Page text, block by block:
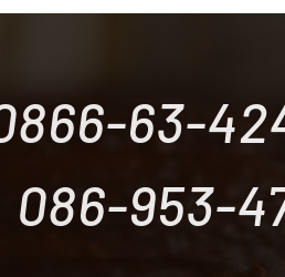
63-
086-953-